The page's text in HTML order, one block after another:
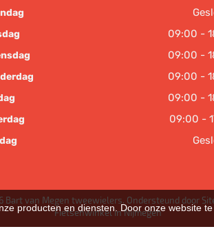
09:00 -
09:00 -
09:00 -
09:00 -
09:00 -
Bart van Megen tweewielers. Ondersteund door
Fietsenwinkel in Nijmegen
producten en diensten. Door onze website